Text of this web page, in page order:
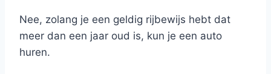
Nee, zolang je een geldig rijbewijs hebt dat
meer dan een jaar oud is, kun je een auto
huren.